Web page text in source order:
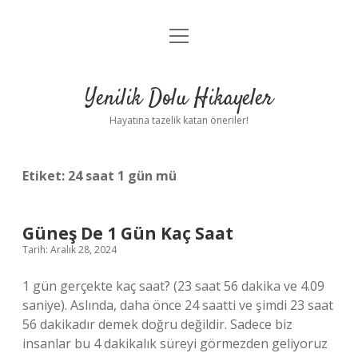
Anasayfa
Yasal Uyarı
menüyü
Yenilik Dolu Hikayeler
Hayatına tazelik katan öneriler!
Etiket: 24 saat 1 gün mü
Güneş De 1 Gün Kaç Saat
Tarih: Aralık 28, 2024
1 gün gerçekte kaç saat? (23 saat 56 dakika ve 4.09
saniye). Aslında, daha önce 24 saatti ve şimdi 23 saat
56 dakikadır demek doğru değildir. Sadece biz
insanlar bu 4 dakikalık süreyi görmezden geliyoruz